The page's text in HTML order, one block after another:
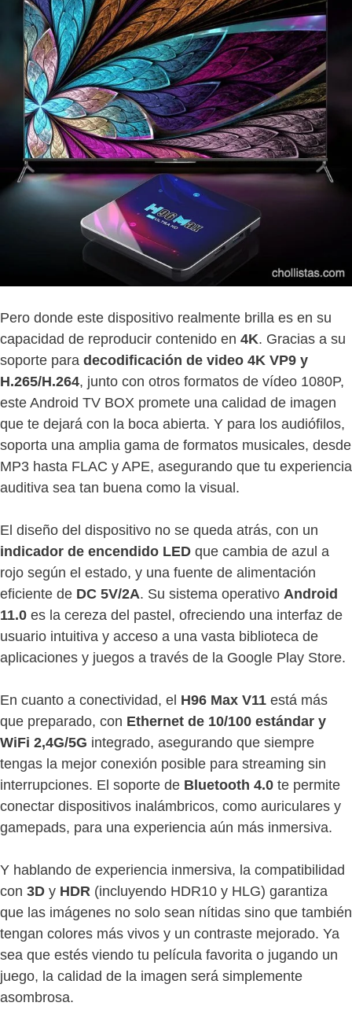
Pero donde este dispositivo realmente brilla es en su
capacidad de reproducir contenido en 4K. Gracias a su
soporte para decodificación de video 4K VP9 y
H.265/H.264, junto con otros formatos de vídeo 1080P,
este Android TV BOX promete una calidad de imagen
que te dejará con la boca abierta. Y para los audiófilos,
soporta una amplia gama de formatos musicales, desde
MP3 hasta FLAC y APE, asegurando que tu experiencia
auditiva sea tan buena como la visual.
El diseño del dispositivo no se queda atrás, con un
indicador de encendido LED que cambia de azul a
rojo según el estado, y una fuente de alimentación
eficiente de DC 5V/2A. Su sistema operativo Android
11.0 es la cereza del pastel, ofreciendo una interfaz de
usuario intuitiva y acceso a una vasta biblioteca de
aplicaciones y juegos a través de la Google Play Store.
En cuanto a conectividad, el H96 Max V11 está más
que preparado, con Ethernet de 10/100 estándar y
WiFi 2,4G/5G integrado, asegurando que siempre
tengas la mejor conexión posible para streaming sin
interrupciones. El soporte de Bluetooth 4.0 te permite
conectar dispositivos inalámbricos, como auriculares y
gamepads, para una experiencia aún más inmersiva.
Y hablando de experiencia inmersiva, la compatibilidad
con 3D y HDR (incluyendo HDR10 y HLG) garantiza
que las imágenes no solo sean nítidas sino que también
tengan colores más vivos y un contraste mejorado. Ya
sea que estés viendo tu película favorita o jugando un
juego, la calidad de la imagen será simplemente
asombrosa.